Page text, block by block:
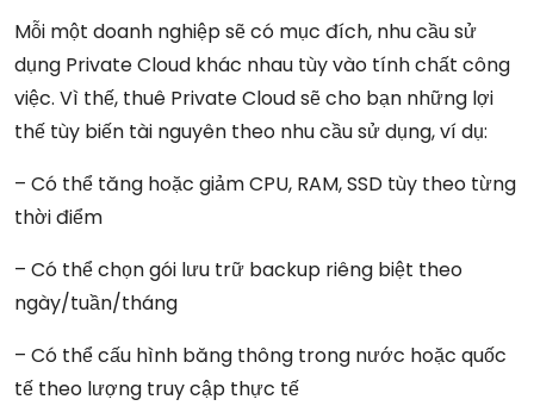
Mỗi một doanh nghiệp sẽ có mục đích, nhu cầu sử
dụng Private Cloud khác nhau tùy vào tính chất công
việc. Vì thế, thuê Private Cloud sẽ cho bạn những lợi
thế tùy biến tài nguyên theo nhu cầu sử dụng, ví dụ:
– Có thể tăng hoặc giảm CPU, RAM, SSD tùy theo từng
thời điểm
– Có thể chọn gói lưu trữ backup riêng biệt theo
ngày/tuần/tháng
– Có thể cấu hình băng thông trong nước hoặc quốc
tế theo lượng truy cập thực tế